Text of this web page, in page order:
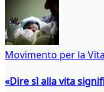
Movimento per la Vita
«Dire sì alla vita